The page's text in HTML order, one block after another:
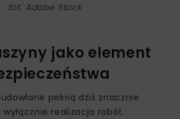
fot. Adobe Stock
jako element
pełnią dziś znacznie
realizacja robót.